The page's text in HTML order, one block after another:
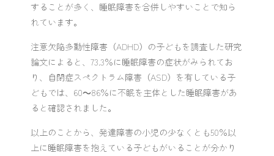
することが多く、睡眠障害を合併しやすいことで知ら
れています。
注意欠陥多動性障害（ADHD）の子どもを調査した研究
論文によると、73.3％に睡眠障害の症状がみられてお
り、自閉症スペクトラム障害（ASD）を有している子
どもでは、60～86％に不眠を主体とした睡眠障害があ
ると確認されました。
以上のことから、発達障害の小児の少なくとも50％以
上に睡眠障害を抱えている子どもがいることが分かり